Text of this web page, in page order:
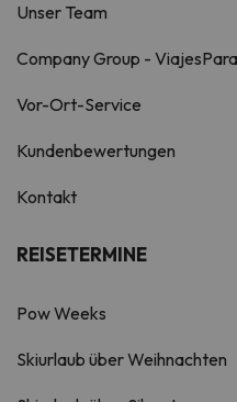
Unser Team
Company Group -
Vor-Ort-Service
Kundenbewertungen
Kontakt
REISETERMINE
Pow Weeks
Skiurlaub über Weihnachten